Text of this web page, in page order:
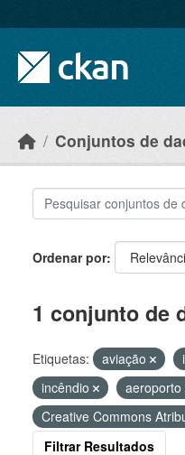
Conjuntos de
Ordenar por
1 conjunto de
Etiquetas: aviação
incêndio
aeroporto
Creative Commons
Filtrar Resultados